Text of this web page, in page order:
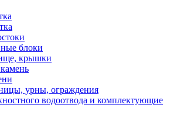
блоки
крышки
урны, ограждения
водоотвода и комплектующие